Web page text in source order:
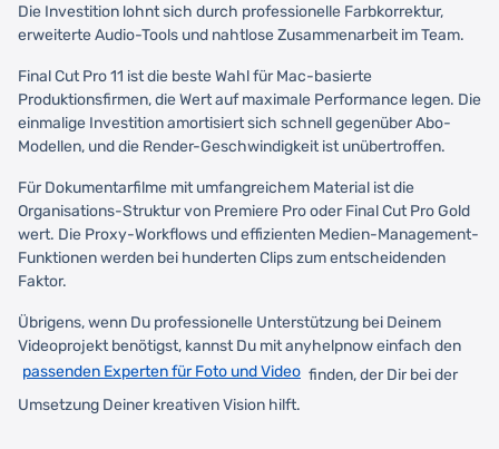
Die Investition lohnt sich durch professionelle Farbkorrektur,
erweiterte Audio-Tools und nahtlose Zusammenarbeit im Team.
Final Cut Pro 11 ist die beste Wahl für Mac-basierte
Produktionsfirmen, die Wert auf maximale Performance legen. Die
einmalige Investition amortisiert sich schnell gegenüber Abo-
Modellen, und die Render-Geschwindigkeit ist unübertroffen.
Für Dokumentarfilme mit umfangreichem Material ist die
Organisations-Struktur von Premiere Pro oder Final Cut Pro Gold
wert. Die Proxy-Workflows und effizienten Medien-Management-
Funktionen werden bei hunderten Clips zum entscheidenden
Faktor.
Übrigens, wenn Du professionelle Unterstützung bei Deinem
Videoprojekt benötigst, kannst Du mit anyhelpnow einfach den
passenden Experten für Foto und Video finden, der Dir bei der
Umsetzung Deiner kreativen Vision hilft.